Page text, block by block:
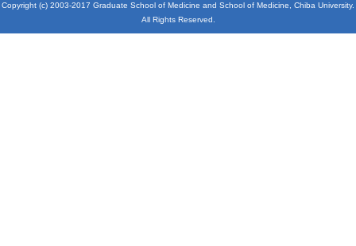
Copyright (c) 2003-2017 Graduate School of Medicine and School of Medicine, Chiba University.
All Rights Reserved.